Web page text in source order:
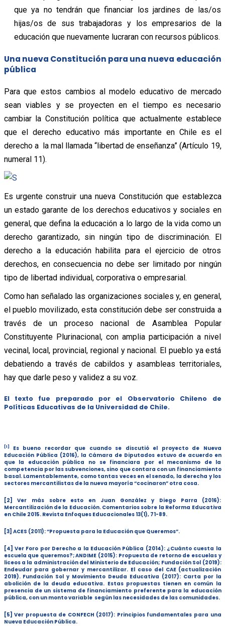
que ya no tendrán que financiar los jardines de las/os
hijas/os de sus trabajadoras y los empresarios de la
educación que nuevamente lucraran con recursos públicos.
Una nueva Constitución para una nueva educación
pública
Para que estos cambios al modelo educativo de mercado
sean viables y se proyecten en el tiempo es necesario
cambiar la Constitución política que actualmente establece
que el derecho educativo más importante en Chile es el
derecho a la mal llamada “libertad de enseñanza” (Artículo 19,
numeral 11).
Es urgente construir una nueva Constitución que establezca
un estado garante de los derechos educativos y sociales en
general, que defina la educación a lo largo de la vida como un
derecho garantizado, sin ningún tipo de discriminación. El
derecho a la educación habilita para el ejercicio de otros
derechos, en consecuencia no debe ser limitado por ningún
tipo de libertad individual, corporativa o empresarial.
Como han señalado las organizaciones sociales y, en general,
el pueblo movilizado, esta constitución debe ser construida a
través de un proceso nacional de Asamblea Popular
Constituyente Plurinacional, con amplia participación a nivel
vecinal, local, provincial, regional y nacional. El pueblo ya está
debatiendo a través de cabildos y asambleas territoriales,
hay que darle peso y validez a su voz.
El texto fue preparado por el Observatorio Chileno de
Políticas Educativas de la Universidad de Chile.
[1]
Es bueno recordar que cuando se discutió el proyecto de Nueva
Educación Pública (2016), la Cámara de Diputados estuvo de acuerdo en
que la educación pública no se financiara por el mecanismo de la
competencia por las subvenciones, sino que contara con un financiamiento
basal. Lamentablemente, como tantas veces en el senado, la derecha y los
sectores mercantilistas de la nueva mayoría “cocinaron” otra cosa.
[2] Ver más sobre esto en Juan González y Diego Parra (2016):
Mercantilización de la Educación. Comentarios sobre la Reforma Educativa
en Chile 2015. Revista Enfoques Educacionales 13(1), 71-89.
[3] ACES (2011):“Propuesta para la Educación que Queremos”.
[4] Ver Foro por Derecho a la Educación Pública (2014): ¿Cuánto cuesta la
escuela que queremos?; ANDIME (2015): Propuesta de retorno de escuelas y
liceos a la administración del Ministerio de Educación; Fundación Sol (2019):
Endeudar para gobernar y mercantilizar. El caso del CAE (actualización
2019). Fundación Sol y Movimiento Deuda Educativa (2017): Carta por la
abolición de la deuda educativa. Estas propuestas tienen en común la
presencia de un sistema de financiamiento preferente para la educación
pública, con un monto variable según las necesidades de las comunidades.
[5] Ver propuesta de CONFECH (2017): Principios fundamentales para una
Nueva Educación Pública.